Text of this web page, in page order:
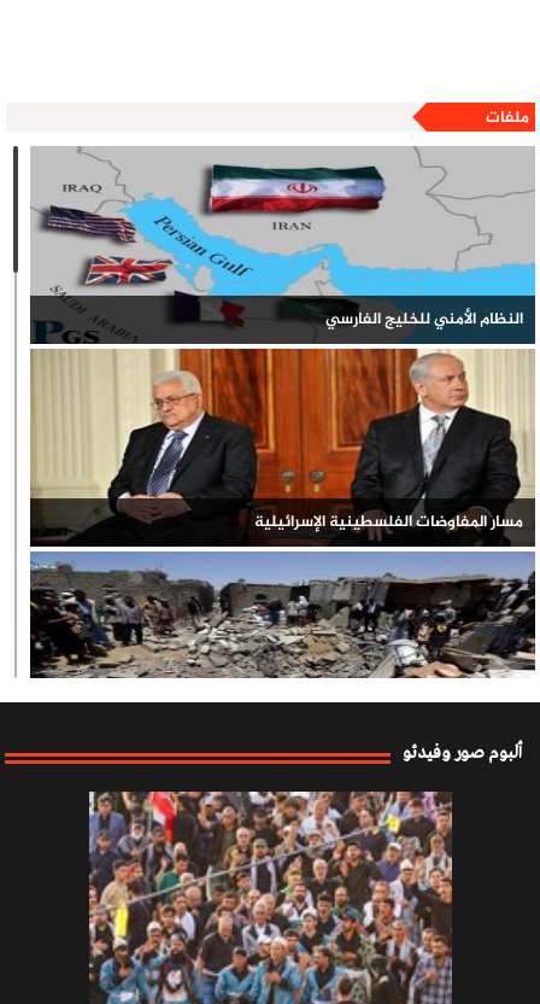
ملفات
النظام الأمني للخليج الفارسي
مسار المفاوضات الفلسطينية الإسرائيلية
صفقة القرن
ألبوم صور وفيدئو